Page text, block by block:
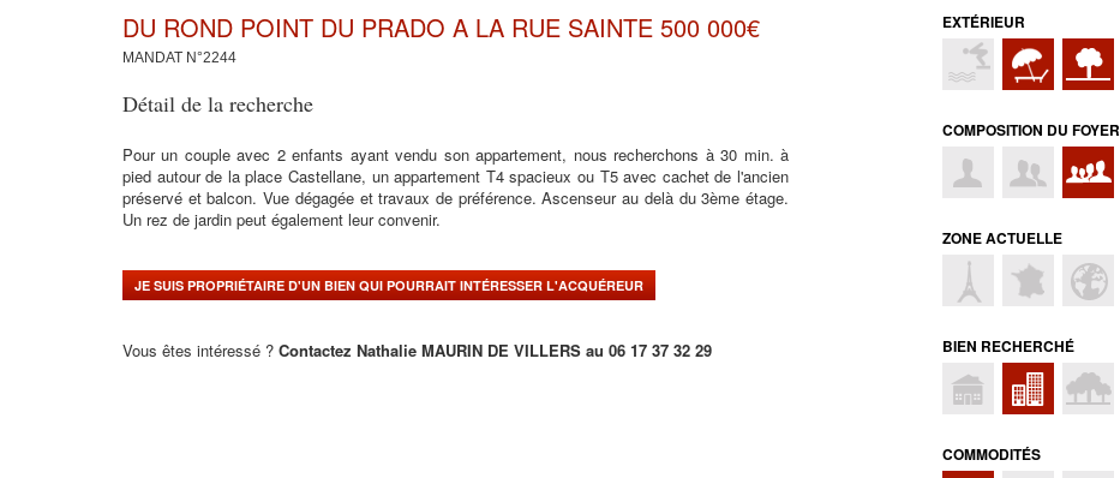
DU ROND POINT DU PRADO A LA RUE SAINTE 500 000€
MANDAT N°2244
Détail de la recherche
Pour un couple avec 2 enfants ayant vendu son appartement, nous recherchons à 30 min. à
pied autour de la place Castellane, un appartement T4 spacieux ou T5 avec cachet de l'ancien
préservé et balcon. Vue dégagée et travaux de préférence. Ascenseur au delà du 3ème étage.
Un rez de jardin peut également leur convenir.
JE SUIS PROPRIÉTAIRE D'UN BIEN QUI POURRAIT INTÉRESSER L'ACQUÉREUR
Vous êtes intéressé ? Contactez Nathalie MAURIN DE VILLERS au 06 17 37 32 29
EXTÉRIEUR
COMPOSITION DU FOYER
ZONE ACTUELLE
BIEN RECHERCHÉ
COMMODITÉS